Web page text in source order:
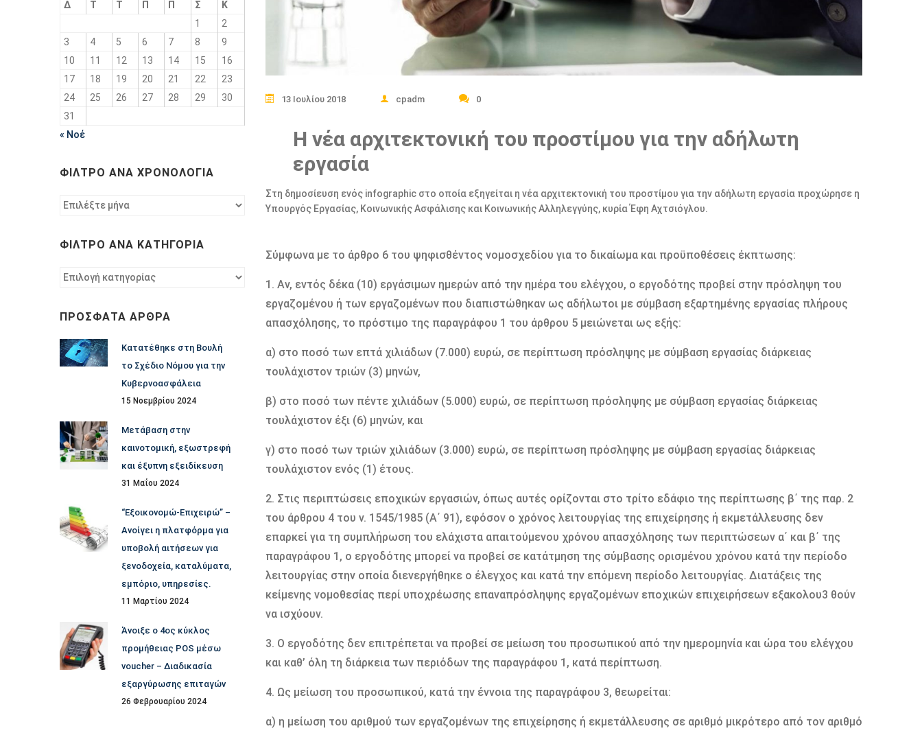
13 Ιουλίου 2018 cpadm 0
Η νέα αρχιτεκτονική του προστίμου για την αδήλωτη
εργασία
Στη δημοσίευση ενός infographic στο οποία εξηγείται η νέα αρχιτεκτονική του προστίμου για την αδήλωτη εργασία προχώρησε η
Υπουργός Εργασίας, Κοινωνικής Ασφάλισης και Κοινωνικής Αλληλεγγύης, κυρία Έφη Αχτσιόγλου.
Σύμφωνα με το άρθρο 6 του ψηφισθέντος νομοσχεδίου για τo δικαίωµα και προϋποθέσεις έκπτωσης:
1. Αν, εντός δέκα (10) εργάσιµων ηµερών από την ηµέρα του ελέγχου, ο εργοδότης προβεί στην πρόσληψη του
εργαζοµένου ή των εργαζοµένων που διαπιστώθηκαν ως αδήλωτοι µε σύµβαση εξαρτηµένης εργασίας πλήρους
απασχόλησης, το πρόστιµο της παραγράφου 1 του άρθρου 5 µειώνεται ως εξής:
α) στο ποσό των επτά χιλιάδων (7.000) ευρώ, σε περίπτωση πρόσληψης µε σύµβαση εργασίας διάρκειας
τουλάχιστον τριών (3) µηνών,
β) στο ποσό των πέντε χιλιάδων (5.000) ευρώ, σε περίπτωση πρόσληψης µε σύµβαση εργασίας διάρκειας
τουλάχιστον έξι (6) µηνών, και
γ) στο ποσό των τριών χιλιάδων (3.000) ευρώ, σε περίπτωση πρόσληψης µε σύµβαση εργασίας διάρκειας
τουλάχιστον ενός (1) έτους.
2. Στις περιπτώσεις εποχικών εργασιών, όπως αυτές ορίζονται στο τρίτο εδάφιο της περίπτωσης β΄ της παρ. 2
του άρθρου 4 του ν. 1545/1985 (Α΄ 91), εφόσον ο χρόνος λειτουργίας της επιχείρησης ή εκµετάλλευσης δεν
επαρκεί για τη συµπλήρωση του ελάχιστα απαιτούµενου χρόνου απασχόλησης των περιπτώσεων α΄ και β΄ της
παραγράφου 1, ο εργοδότης µπορεί να προβεί σε κατάτµηση της σύµβασης ορισµένου χρόνου κατά την περίοδο
λειτουργίας στην οποία διενεργήθηκε ο έλεγχος και κατά την επόµενη περίοδο λειτουργίας. Διατάξεις της
κείµενης νοµοθεσίας περί υποχρέωσης επαναπρόσληψης εργαζοµένων εποχικών επιχειρήσεων εξακολου3 θούν
να ισχύουν.
3. Ο εργοδότης δεν επιτρέπεται να προβεί σε µείωση του προσωπικού από την ηµεροµηνία και ώρα του ελέγχου
και καθ’ όλη τη διάρκεια των περιόδων της παραγράφου 1, κατά περίπτωση.
4. Ως µείωση του προσωπικού, κατά την έννοια της παραγράφου 3, θεωρείται:
α) η µείωση του αριθµού των εργαζοµένων της επιχείρησης ή εκµετάλλευσης σε αριθµό µικρότερο από τον αριθµό
Δ
Τ Τ Π Π Σ
Κ
1
2
3
4 5 6 7 8
9
10
11 12 13 14 15
16
17
18 19 20 21 22
23
24
25 26 27 28 29
30
31
« Νοέ
ΦΊΛΤΡΟ ΑΝΆ ΧΡΟΝΟΛΟΓΊΑ
Φίλτρο
ΦΊΛΤΡΟ ΑΝΆ ΚΑΤΗΓΟΡΊΑ
Φίλτρο
ΠΡΌΣΦΑΤΑ ΆΡΘΡΑ
Κατατέθηκε στη Βουλή
το Σχέδιο Νόμου για την
Κυβερνοασφάλεια
15 Νοεμβρίου 2024
Μετάβαση στην
καινοτομική, εξωστρεφή
και έξυπνη εξειδίκευση
31 Μαΐου 2024
“Εξοικονομώ-Επιχειρώ” –
Ανοίγει η πλατφόρμα για
υποβολή αιτήσεων για
ξενοδοχεία, καταλύματα,
εμπόριο, υπηρεσίες.
11 Μαρτίου 2024
Άνοιξε ο 4ος κύκλος
προμήθειας POS μέσω
voucher – Διαδικασία
εξαργύρωσης επιταγών
26 Φεβρουαρίου 2024